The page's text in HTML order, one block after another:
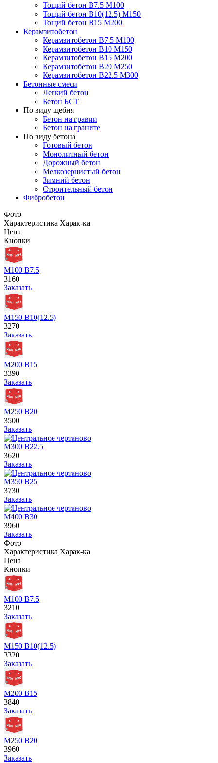
Тощий бетон В7.5 М100
Тощий бетон В10(12.5) М150
Тощий бетон В15 М200
Керамзитобетон
Керамзитобетон В7.5 М100
Керамзитобетон В10 М150
Керамзитобетон В15 М200
Керамзитобетон В20 М250
Керамзитобетон В22.5 М300
Бетонные смеси
Легкий бетон
Бетон БСТ
По виду щебня
Бетон на гравии
Бетон на граните
По виду бетона
Готовый бетон
Монолитный бетон
Дорожный бетон
Мелкозернистый бетон
Зимний бетон
Строительный бетон
Фибробетон
Фото
Характеристика Харак-ка
Цена
Кнопки
М100 В7.5
3160
Заказать
М150 В10(12.5)
3270
Заказать
М200 В15
3390
Заказать
М250 В20
3500
Заказать
М300 В22.5
3620
Заказать
М350 В25
3730
Заказать
М400 В30
3960
Заказать
Фото
Характеристика Харак-ка
Цена
Кнопки
М100 В7.5
3210
Заказать
М150 В10(12.5)
3320
Заказать
М200 В15
3840
Заказать
М250 В20
3960
Заказать